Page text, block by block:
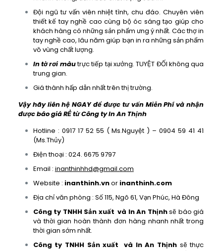
Đội ngũ tư vấn viên nhiệt tình, chu đáo. Chuyên viên
thiết kế tay nghề cao cùng bộ óc sáng tạo giúp cho
khách hàng có những sản phẩm ưng ý nhất. Các thợ in
tay nghề cao, lâu năm giúp bạn in ra những sản phẩm
vô vùng chất lượng.
In tờ rơi màutrực tiếp tại xưởng. TUYỆT ĐỐI không qua
trung gian.
Giá thành hấp dẫn nhất trên thị trường.
Vậy hãy liên hệ NGAY để được tư vấn Miễn Phí và nhận
được báo giá RẺ từ Công ty In An Thịnh
Hotline : 0917 17 52 55 ( Ms.Nguyệt ) – 0904 59 41 41
(Ms.Thủy)
Điện thoại : 024. 6675 9797
Email : inanthinhhd@gmail.com
Website : inanthinh.vnor inanthinh.com
Địa chỉ văn phòng : Số 115, Ngõ 61, Vạn Phúc, Hà Đông
Công ty TNHH Sản xuất và In An Thịnhsẽ báo giá
và thời gian hoàn thành đơn hàng nhanh nhất trong
thời gian sớm nhất.
Công ty TNHH Sản xuất và In An Thịnh sẽ thực